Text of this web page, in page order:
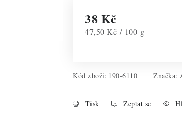
38 Kč
Měrná cena:
47,50 Kč / 100 g
Kód zboží: 190-6110 Značka:
Tisk Zeptat se